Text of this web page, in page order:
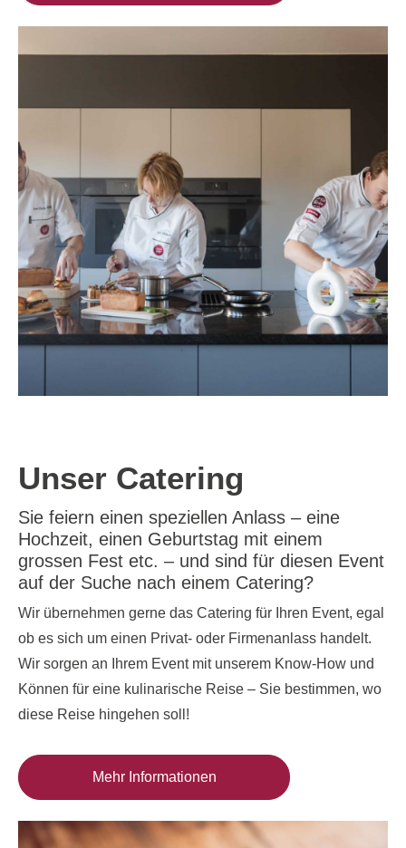
Unser Catering
Sie feiern einen speziellen Anlass – eine
Hochzeit, einen Geburtstag mit einem
grossen Fest etc. – und sind für diesen Event
auf der Suche nach einem Catering?
Wir übernehmen gerne das Catering für Ihren Event, egal
ob es sich um einen Privat- oder Firmenanlass handelt.
Wir sorgen an Ihrem Event mit unserem Know-How und
Können für eine kulinarische Reise – Sie bestimmen, wo
diese Reise hingehen soll!
Mehr Informationen